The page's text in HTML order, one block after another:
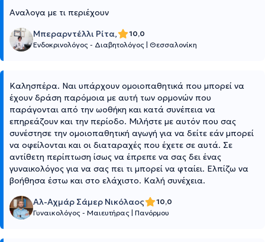
Αναλογα με τι περιέχουν
Μπεραρντέλλι Ρίτα,
10,0
Ενδοκρινολόγος - Διαβητολόγος Θεσσαλονίκη
Καλησπέρα. Ναι υπάρχουν ομοιοπαθητικά που μπορεί να
έχουν δράση παρόμοια με αυτή των ορμονών που
παράγονται από την ωοθήκη και κατά συνέπεια να
επηρεάζουν και την περίοδο. Μιλήστε με αυτόν που σας
συνέστησε την ομοιοπαθητική αγωγή για να δείτε εάν μπορεί
να οφείλονται και οι διαταραχές που έχετε σε αυτά. Σε
αντίθετη περίπτωση ίσως να έπρεπε να σας δει ένας
γυναικολόγος για να σας πει τι μπορεί να φταίει. Ελπίζω να
βοήθησα έστω και στο ελάχιστο. Καλή συνέχεια.
Αλ-Αχμάρ Σάμερ Νικόλαος
10,0
Γυναικολόγος - Μαιευτήρας Πανόρμου